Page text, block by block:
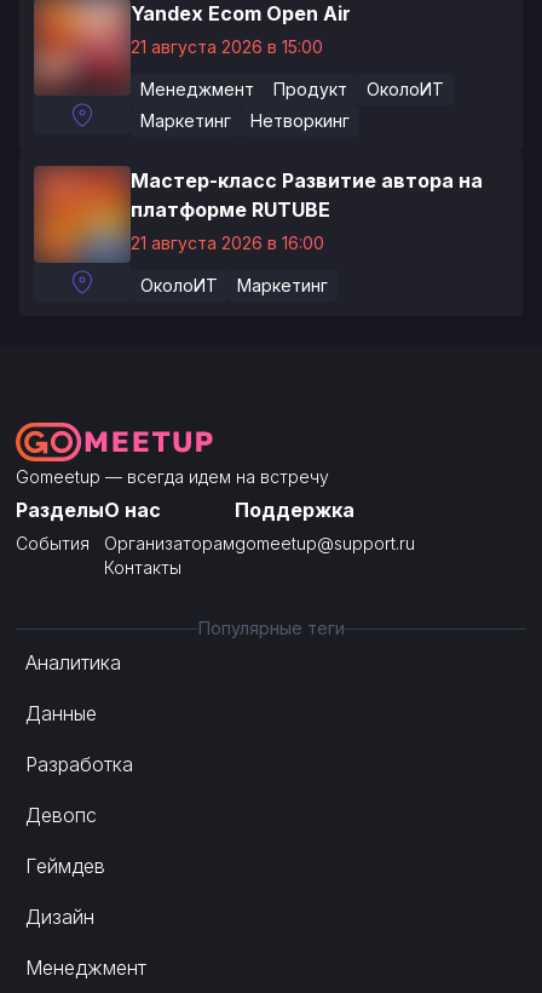
Yandex Ecom Open Air
21 августа 2026 в 15:00
Менеджмент Продукт
ОколоИТ
Маркетинг
Нетворкинг
Мастер-класс Развитие автора на
платформе RUTUBE
21 августа 2026 в 16:00
ОколоИТ Маркетинг
Gomeetup — всегда идем на встречу
Разделы
События
О нас
Организаторам
Контакты
Поддержка
gomeetup@support.ru
Популярные теги
Аналитика
Данные
Разработка
Девопс
Геймдев
Дизайн
Менеджмент